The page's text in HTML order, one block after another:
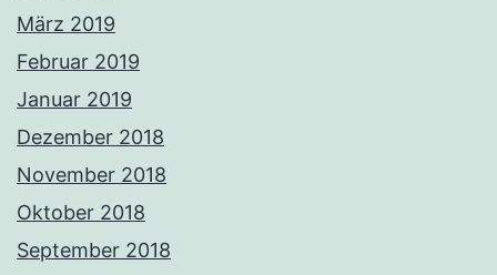
März 2019
Februar 2019
Januar 2019
Dezember 2018
November 2018
Oktober 2018
September 2018